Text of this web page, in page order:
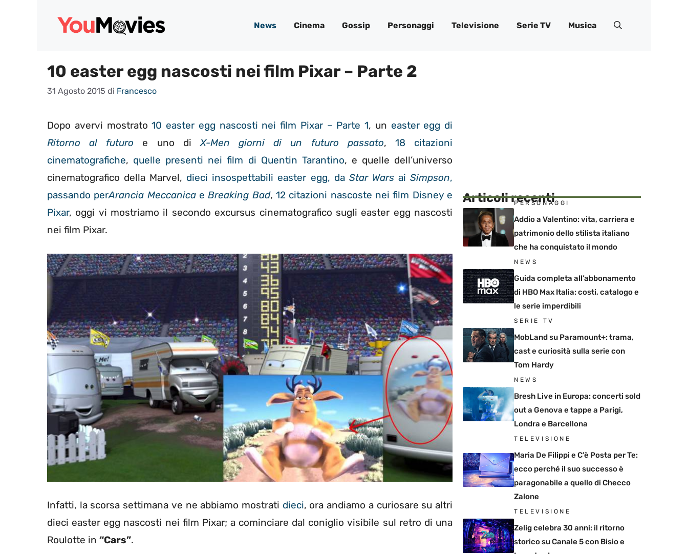
News Cinema Gossip Personaggi Televisione Serie TV Musica
10 easter egg nascosti nei film Pixar – Parte 2
31 Agosto 2015 di Francesco
Dopo avervi mostrato10 easter egg nascosti nei film Pixar – Parte 1, un easter egg di
Ritorno al futuro e uno diX-Men giorni di un futuro passato, 18 citazioni
cinematografiche, quelle presenti nei film di Quentin Tarantino, e quelle dell’universo
cinematografico della Marvel, dieci insospettabili easter egg, da Star WarsaiSimpson,
passando perArancia MeccanicaeBreaking Bad,12 citazioni nascoste nei film Disney e
Pixar, oggi vi mostriamo il secondo excursus cinematografico sugli easter egg nascosti
nei film Pixar.
Infatti, la scorsa settimana ve ne abbiamo mostrati dieci, ora andiamo a curiosare su altri
dieci easter egg nascosti nei film Pixar; a cominciare dal coniglio visibile sul retro di una
Roulotte in “Cars”.
Articoli recenti
PERSONAGGI
Addio a Valentino: vita, carriera e
patrimonio dello stilista italiano
che ha conquistato il mondo
NEWS
Guida completa all’abbonamento
di HBO Max Italia: costi, catalogo e
le serie imperdibili
SERIE TV
MobLand su Paramount+: trama,
cast e curiosità sulla serie con
Tom Hardy
NEWS
Bresh Live in Europa: concerti sold
out a Genova e tappe a Parigi,
Londra e Barcellona
TELEVISIONE
Maria De Filippi e C’è Posta per Te:
ecco perché il suo successo è
paragonabile a quello di Checco
Zalone
TELEVISIONE
Zelig celebra 30 anni: il ritorno
storico su Canale 5 con Bisio e